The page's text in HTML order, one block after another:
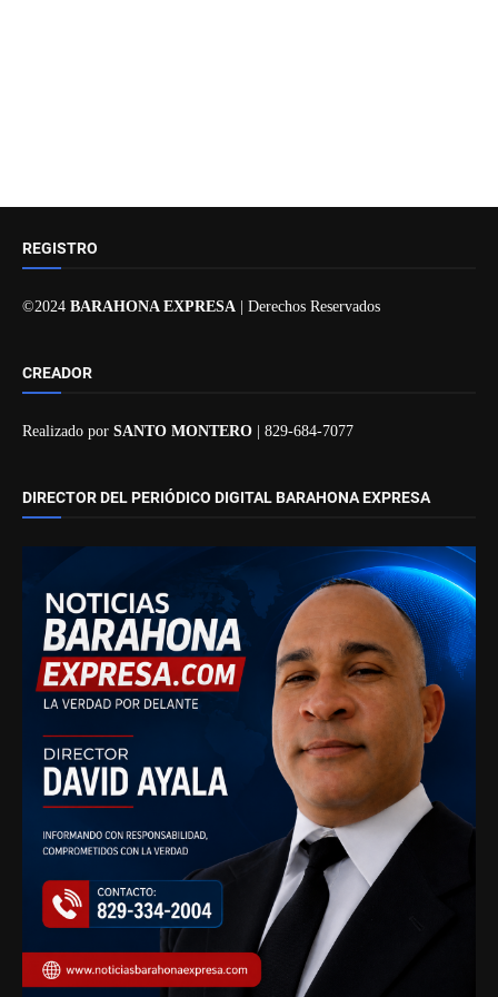
REGISTRO
©2024 BARAHONA EXPRESA | Derechos Reservados
CREADOR
Realizado por SANTO MONTERO | 829-684-7077
DIRECTOR DEL PERIÓDICO DIGITAL BARAHONA EXPRESA